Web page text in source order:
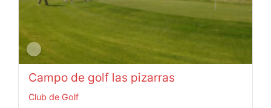
Campo de golf las pizarras
Club de Golf